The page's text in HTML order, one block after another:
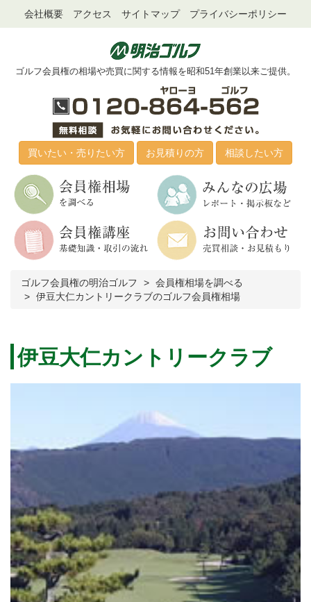
会社概要 アクセス サイトマップ プライバシーポリシー
ゴルフ会員権の相場や売買に関する情報を昭和51年創業以来ご提供。
買いたい・売りたい方 お見積りの方 相談したい方
ゴルフ会員権の明治ゴルフ
会員権相場を調べる
伊豆大仁カントリークラブのゴルフ会員権相場
伊豆大仁カントリークラブ